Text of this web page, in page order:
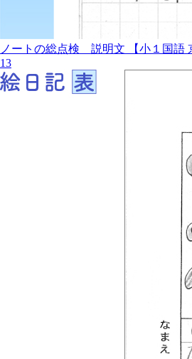
ノートの総点検 説明文 【小１国語
13